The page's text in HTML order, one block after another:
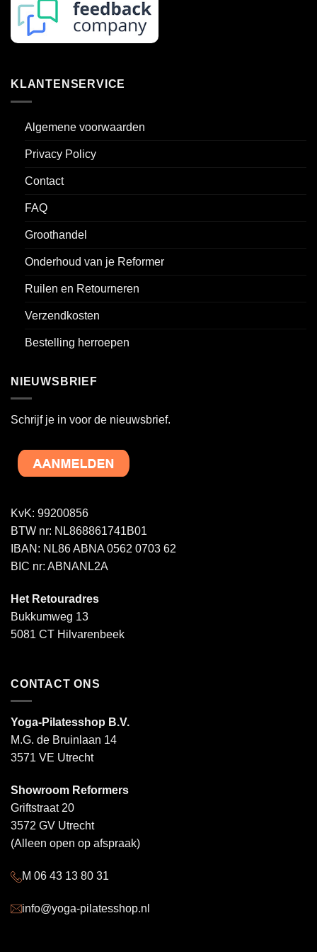
KLANTENSERVICE
Algemene voorwaarden
Privacy Policy
Contact
FAQ
Groothandel
Onderhoud van je Reformer
Ruilen en Retourneren
Verzendkosten
Bestelling herroepen
NIEUWSBRIEF
Schrijf je in voor de nieuwsbrief.
KvK: 99200856
BTW nr: NL868861741B01
IBAN: NL86 ABNA 0562 0703 62
BIC nr: ABNANL2A
Het Retouradres
Bukkumweg 13
5081 CT Hilvarenbeek
CONTACT ONS
Yoga-Pilatesshop B.V.
M.G. de Bruinlaan 14
3571 VE Utrecht
Showroom Reformers
Griftstraat 20
3572 GV Utrecht
(Alleen open op afspraak)
M 06 43 13 80 31
info@yoga-pilatesshop.nl